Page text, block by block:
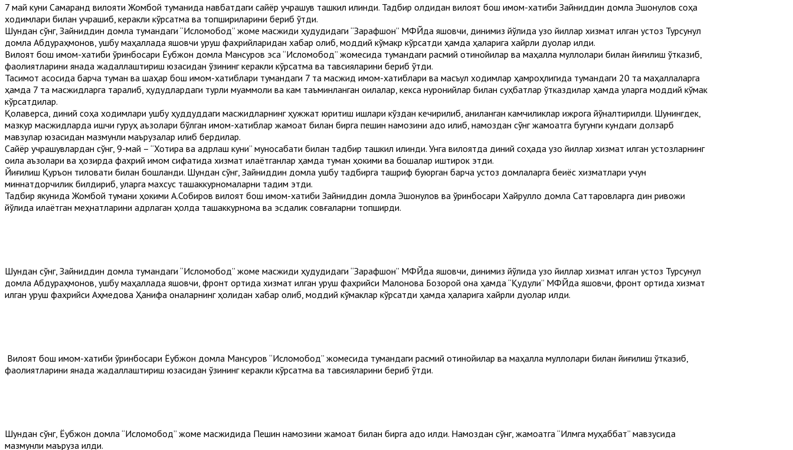
7 май куни Самарқанд вилояти Жомбой туманида навбатдаги сайёр учрашув ташкил қилинди. Тадбир олдидан вилоят бош имом-хатиби Зайниддин домла Эшонқулов соҳа
ходимлари билан учрашиб, керакли кўрсатма ва топшириқларини бериб ўтди.
Шундан сўнг, Зайниддин домла тумандаги “Исломобод” жоме масжиди ҳудудидаги “Зарафшон” МФЙда яшовчи, динимиз йўлида узоқ йиллар хизмат қилган устоз Турсунқул
домла Абдураҳмонов, ушбу маҳаллада яшовчи уруш фахрийларидан хабар олиб, моддий кўмакр кўрсатди ҳамда ҳақларига хайрли дуолар қилди.
Вилоят бош имом-хатиби ўринбосари Ёқубжон домла Мансуров эса “Исломобод” жомесида тумандаги расмий отинойилар ва маҳалла муллолари билан йиғилиш ўтказиб,
фаолиятларини янада жадаллаштириш юзасидан ўзининг керакли кўрсатма ва тавсияларини бериб ўтди.
Тақсимот асосида барча туман ва шаҳар бош имом-хатиблари тумандаги 7 та масжид имом-хатиблари ва масъул ходимлар ҳамроҳлигида тумандаги 20 та маҳаллаларга
ҳамда 7 та масжидларга тарқалиб, ҳудудлардаги турли муаммоли ва кам таъминланган оилалар, кекса нуронийлар билан суҳбатлар ўтказдилар ҳамда уларга моддий кўмак
кўрсатдилар.
Қолаверса, диний соҳа ходимлари ушбу ҳуддуддаги масжидларнинг ҳужжат юритиш ишлари кўздан кечирилиб, аниқланган камчиликлар ижрога йўналтирилди. Шунингдек,
мазкур масжидларда ишчи гуруҳ аъзолари бўлган имом-хатиблар жамоат билан бирга пешин намозини адо қилиб, намоздан сўнг жамоатга бугунги кундаги долзарб
мавзулар юзасидан мазмунли маърузалар қилиб бердилар.
Сайёр учрашувлардан сўнг, 9-май – “Хотира ва қадрлаш куни” муносабати билан тадбир ташкил қилинди. Унга вилоятда диний соҳада узоқ йиллар хизмат қилган устозларнинг
оила аъзолари ва ҳозирда фахрий имом сифатида хизмат қилаётганлар ҳамда туман ҳокими ва бошқалар иштирок этди.
Йиғилиш Қуръон тиловати билан бошланди. Шундан сўнг, Зайниддин домла ушбу тадбирга ташриф буюрган барча устоз домлаларга беқиёс хизматлари учун
миннатдорчилик билдириб, уларга махсус ташаккурномаларни тақдим этди.
Тадбир якунида Жомбой тумани ҳокими А.Собиров вилоят бош имом-хатиби Зайниддин домла Эшонқулов ва ўринбосари Хайрулло домла Саттаровларга дин ривожи
йўлида қилаётган меҳнатларини қадрлаган ҳолда ташаккурнома ва эсдалик совғаларни топширди.
Шундан сўнг, Зайниддин домла тумандаги “Исломобод” жоме масжиди ҳудудидаги “Зарафшон” МФЙда яшовчи, динимиз йўлида узоқ йиллар хизмат қилган устоз Турсунқул
домла Абдураҳмонов, ушбу маҳаллада яшовчи, фронт ортида хизмат қилган уруш фахрийси Малонова Бозорой она ҳамда “Қудуқли” МФЙда яшовчи, фронт ортида хизмат
қилган уруш фахрийси Аҳмедова Ҳанифа оналарнинг ҳолидан хабар олиб, моддий кўмаклар кўрсатди ҳамда ҳақларига хайрли дуолар қилди.
Вилоят бош имом-хатиби ўринбосари Ёқубжон домла Мансуров “Исломобод” жомесида тумандаги расмий отинойилар ва маҳалла муллолари билан йиғилиш ўтказиб,
фаолиятларини янада жадаллаштириш юзасидан ўзининг керакли кўрсатма ва тавсияларини бериб ўтди.
Шундан сўнг, Ёқубжон домла “Исломобод” жоме масжидида Пешин намозини жамоат билан бирга адо қилди. Намоздан сўнг, жамоатга “Илмга муҳаббат” мавзусида
мазмунли маъруза қилди.